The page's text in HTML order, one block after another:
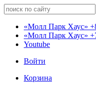
«Молл Парк Хаус»
«Молл Парк Хаус»
Youtube
Войти
Корзина